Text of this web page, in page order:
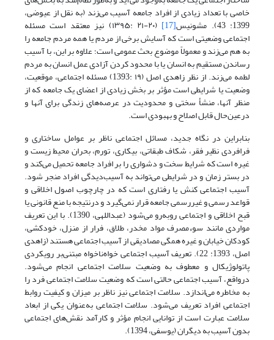
خاصی با تعداد زیادی از افراد جامعه آسیب می‌‌زند (به نقل از عیوضی،
1399: 43). مشونیس [17] (۲۰-۲۱ :۱۳۹۵) نیز معتقد است مسئله
اجتماعی وضعیتی است که آسایش برخی از مردم یا همه مردم جامعه را
به هم می‌‌زند و معمولاً موضوع بحث عمومی است؛ علاوه بر این، با آسیب
رساندن مستقیم به انسان یا با محدود کردن آزادی عمل انسان به مردم
لطمه می‌‌زند. از نظر زاهدی اصل (۱۹ :1393) مسئله اجتماعی، موقعیت،
وضعیت یا شرایطی است مؤثر بر بخش زیادی از اعضای یک جامعه که از
منظر آنها، منشأ سختی و محدودیت در عرصه‌‌های زندگی برای آنها و
در‌عین‌حال قابل اصلاح و بهبودی است.
بنابراین در نگاه جدید، مسائل اجتماعی ناظر بر عوامل ساختاری و
فرافردی نظیر فقر، شکاف طبقاتی، بیکاری، تورم، بحران محیط زیست و
غیره است که شرایط سخت و دشواری را بر افراد جامعه تحمیل می‌‌کند و
در بستر زمان و در شرایطی می‌‌تواند به آسیب‌‌دیدگی افراد منجر شود.
آسیب‌‌ اجتماعی کنش یا رفتاری است که در چارچوب اصول اخلاقی و
قواعد رسمی و غیررسمی جامعه قرار نمی‌‌گیرد و در‌نتیجه با منع قانونی یا
قبح اخلاقی و اجتماعی رو‌به‌رو می‌‌شود (عبداللهی، 1390). با این تعریف
مواردی مانند سوء‌مصرف مواد مخدر، طلاق، فرار از منزل، خودکشی،
کودکان خیابان و غیره همگی مصادیقی از آسیب اجتماعی هستند (زاهدی
اصل، 1393: 22). تعریف آسیب‌‌ اجتماعی خواه‌ناخواه مبتنی‌بر رویکردی
پاتولوژیکال و معطوف به وضعیت سلامت اجتماعی انجام می‌‌شود.
در‌واقع، آسیب ‌‌اجتماعی حالتی است که وضعیت سلامت ‌‌اجتماعی فرد را
به مخاطره می‌‌اندازد. سلامت ‌‌اجتماعی نیز ناظر بر میزان و کیفیت روابط
اجتماعی افراد تعریف می‌‌شود. سلامت اجتماعی به‌عنوان یکی از ابعاد
سلامت عبارت است از توانایی انجام مؤثر و کارآمد نقش‌‌های اجتماعی
بدون آسیب به دیگران (یوسفی، 1394).